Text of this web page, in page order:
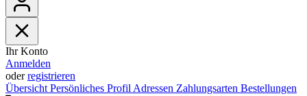
Ihr Konto
Anmelden
oderregistrieren
Übersicht Persönliches Profil Adressen Zahlungsarten Bestellungen